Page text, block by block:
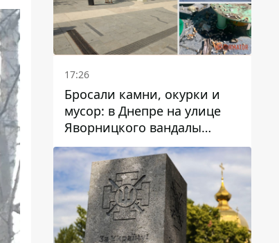
17:26
Бросали камни, окурки и
мусор: в Днепре на улице
Яворницкого вандалы
повредили питьевые
фонтаны